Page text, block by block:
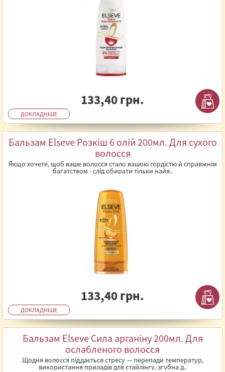
133,40 грн.
ДОКЛАДНІШЕ
Бальзам Elseve Розкіш 6 олій 200мл. Для сухого
волосся
Якщо хочете, щоб ваше волосся стало вашою гордістю й справжнім
багатством - слід обирати тільки найя..
133,40 грн.
ДОКЛАДНІШЕ
Бальзам Elseve Сила арганіну 200мл. Для
ослабленого волосся
Щодня волосся піддається стресу — перепади температур,
використання приладів для стайлінгу, згубна д..